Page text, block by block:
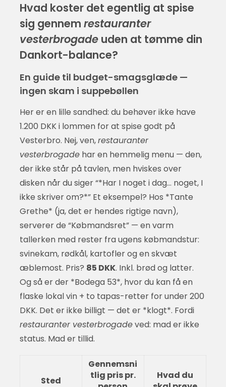
Hvad koster det egentlig at spise
sig gennem restauranter
vesterbrogadeuden at tømme din
Dankort-balance?
En guide til budget-smagsglæde —
ingen skam i suppebøllen
Her er en lille sandhed: du behøver ikke have
1.200 DKK i lommen for at spise godt på
Vesterbro. Nej, ven,restauranter
vesterbrogadehar en hemmelig menu — den,
der ikke står på tavlen, men hviskes over
disken når du siger “*Har I noget i dag… noget, I
ikke skriver om?*” Et eksempel? Hos *Tante
Grethe* (ja, det er hendes rigtige navn),
serverer de “Købmandsret” — en varm
tallerken med rester fra ugens købmandstur:
svinekam, rødkål, kartofler og en skvæt
æblemost. Pris? 85 DKK. Inkl. brød og latter.
Og så er der *Bodega 53*, hvor du kan få en
flaske lokal vin + to tapas-retter for under 200
DKK. Det er ikke billigt — det er *klogt*. Fordi
restauranter vesterbrogadeved: mad er ikke
status. Mad er tillid.
Sted
Gennemsni
tlig pris pr.
Hvad du